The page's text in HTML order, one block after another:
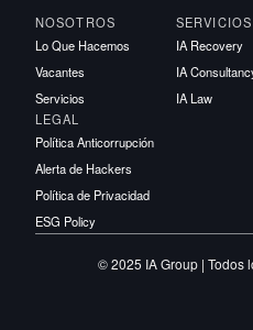
NOSOTROS
Lo Que Hacemos
Vacantes
Servicios
SERVICIOS
IA Recovery
IA
IA Law
LEGAL
Política Anticorrupción
Alerta de Hackers
Política de Privacidad
ESG Policy
© 2025 IA Group | Todos